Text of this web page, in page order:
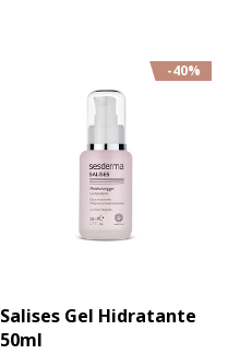
-40%
Salises Gel Hidratante
50ml